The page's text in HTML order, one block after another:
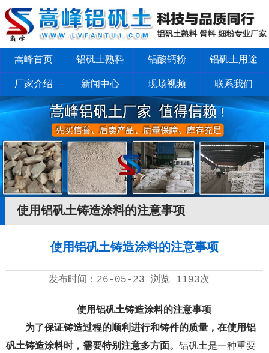
嵩峰首页 铝矾土熟料 铝酸钙粉 铝矾土用途
厂家介绍 新闻中心 现场视频 联系我们
使用铝矾土铸造涂料的注意事项
使用铝矾土铸造涂料的注意事项
发布时间： 26-05-23 浏览 1193次
使用铝矾土铸造涂料的注意事项
为了保证铸造过程的顺利进行和铸件的质量，在使用铝
矾土铸造涂料时，需要特别注意多方面。 铝矾土是一种重要